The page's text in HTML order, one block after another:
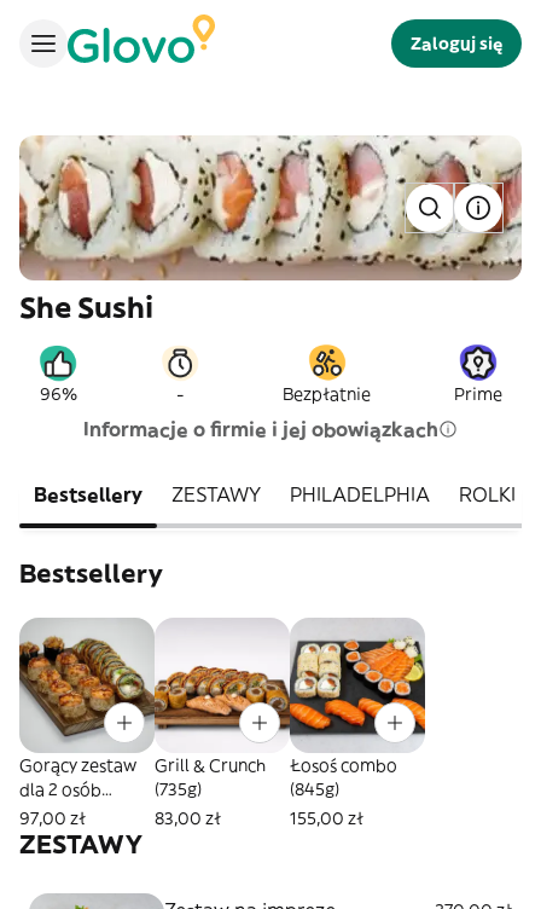
Zaloguj się
She Sushi
96% - Bezpłatnie Prime
Informacje o firmie i jej obowiązkach
Bestsellery ZESTAWY PHILADELPHIA ROLKI
Bestsellery
Gorący zestaw
dla 2 osób
(890g)
97,00 zł
Grill & Crunch
(735g)
83,00 zł
Łosoś combo
(845g)
155,00 zł
ZESTAWY